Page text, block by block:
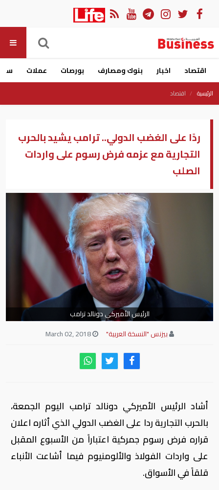
اقتصاد اخبار بنوك ومصارف بورصات عملات
الرئيسية اقتصاد
ردًا على الغضب الدولي.. ترامب يشيد بالحرب
التجارية مع عزمه فرض رسوم على واردات
الصلب
الرئيس الأميركي دونالد ترامب
بيزنس "النسخة العربية"
March 02, 2018
أشاد الرئيس الأميركي دونالد ترامب اليوم الجمعة،
بالحرب التجارية ردا على الغضب الدولي الذي أثاره اعلان
قراره فرض رسوم جمركية اعتباراً من الأسبوع المقبل
على واردات الفولاذ والألومنيوم فيما أشاعت الأنباء
قلقاً في الأسواق.